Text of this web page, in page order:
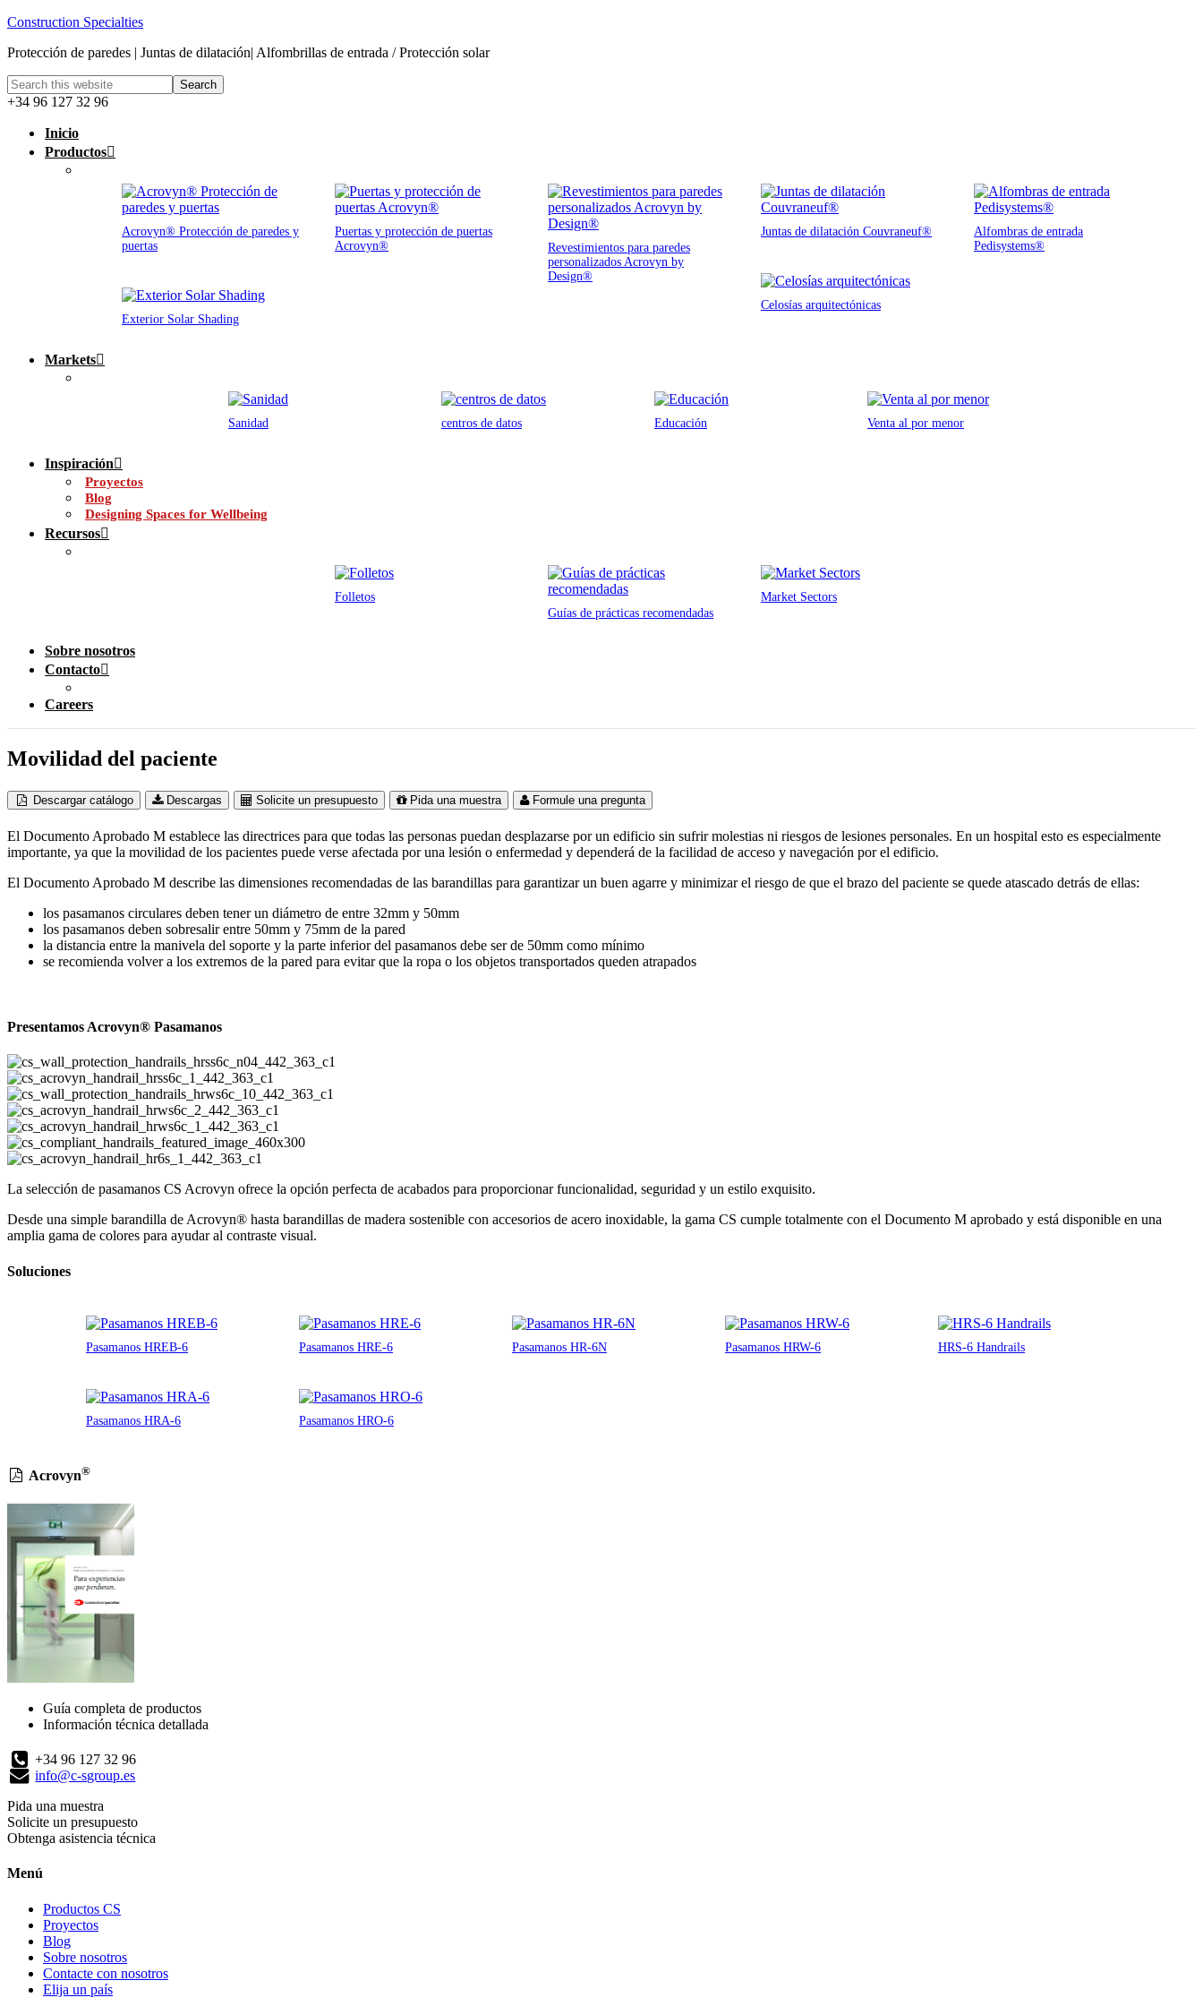
Construction Specialties
Protección de paredes | Juntas de dilatación| Alfombrillas de entrada / Protección solar
+34 96 127 32 96
Inicio
Productos
Acrovyn® Protección de paredes y
puertas
Puertas y protección de puertas
Acrovyn®
Revestimientos para paredes
personalizados Acrovyn by
Design®
Juntas de dilatación Couvraneuf®
Alfombras de entrada
Pedisystems®
Celosías arquitectónicas
Exterior Solar Shading
Markets
Sanidad centros de datos Educación Venta al por menor
Inspiración
Proyectos
Blog
Designing Spaces for Wellbeing
Recursos
Folletos
Guías de prácticas recomendadas
Market Sectors
Sobre nosotros
Contacto
Careers
Movilidad del paciente
Descargar catálogo Descargas Solicite un presupuesto Pida una muestra Formule una pregunta
El Documento Aprobado M establece las directrices para que todas las personas puedan desplazarse por un edificio sin sufrir molestias ni riesgos de lesiones personales. En un hospital esto es especialmente
importante, ya que la movilidad de los pacientes puede verse afectada por una lesión o enfermedad y dependerá de la facilidad de acceso y navegación por el edificio.
El Documento Aprobado M describe las dimensiones recomendadas de las barandillas para garantizar un buen agarre y minimizar el riesgo de que el brazo del paciente se quede atascado detrás de ellas:
los pasamanos circulares deben tener un diámetro de entre 32mm y 50mm
los pasamanos deben sobresalir entre 50mm y 75mm de la pared
la distancia entre la manivela del soporte y la parte inferior del pasamanos debe ser de 50mm como mínimo
se recomienda volver a los extremos de la pared para evitar que la ropa o los objetos transportados queden atrapados
Presentamos Acrovyn® Pasamanos
La selección de pasamanos CS Acrovyn ofrece la opción perfecta de acabados para proporcionar funcionalidad, seguridad y un estilo exquisito.
Desde una simple barandilla de Acrovyn® hasta barandillas de madera sostenible con accesorios de acero inoxidable, la gama CS cumple totalmente con el Documento M aprobado y está disponible en una
amplia gama de colores para ayudar al contraste visual.
Soluciones
Pasamanos HREB-6 Pasamanos HRE-6 Pasamanos HR-6N Pasamanos HRW-6 HRS-6 Handrails
Pasamanos HRA-6 Pasamanos HRO-6
Acrovyn®
Guía completa de productos
Información técnica detallada
+34 96 127 32 96
info@c-sgroup.es
Pida una muestra
Solicite un presupuesto
Obtenga asistencia técnica
Menú
Productos CS
Proyectos
Blog
Sobre nosotros
Contacte con nosotros
Elija un país